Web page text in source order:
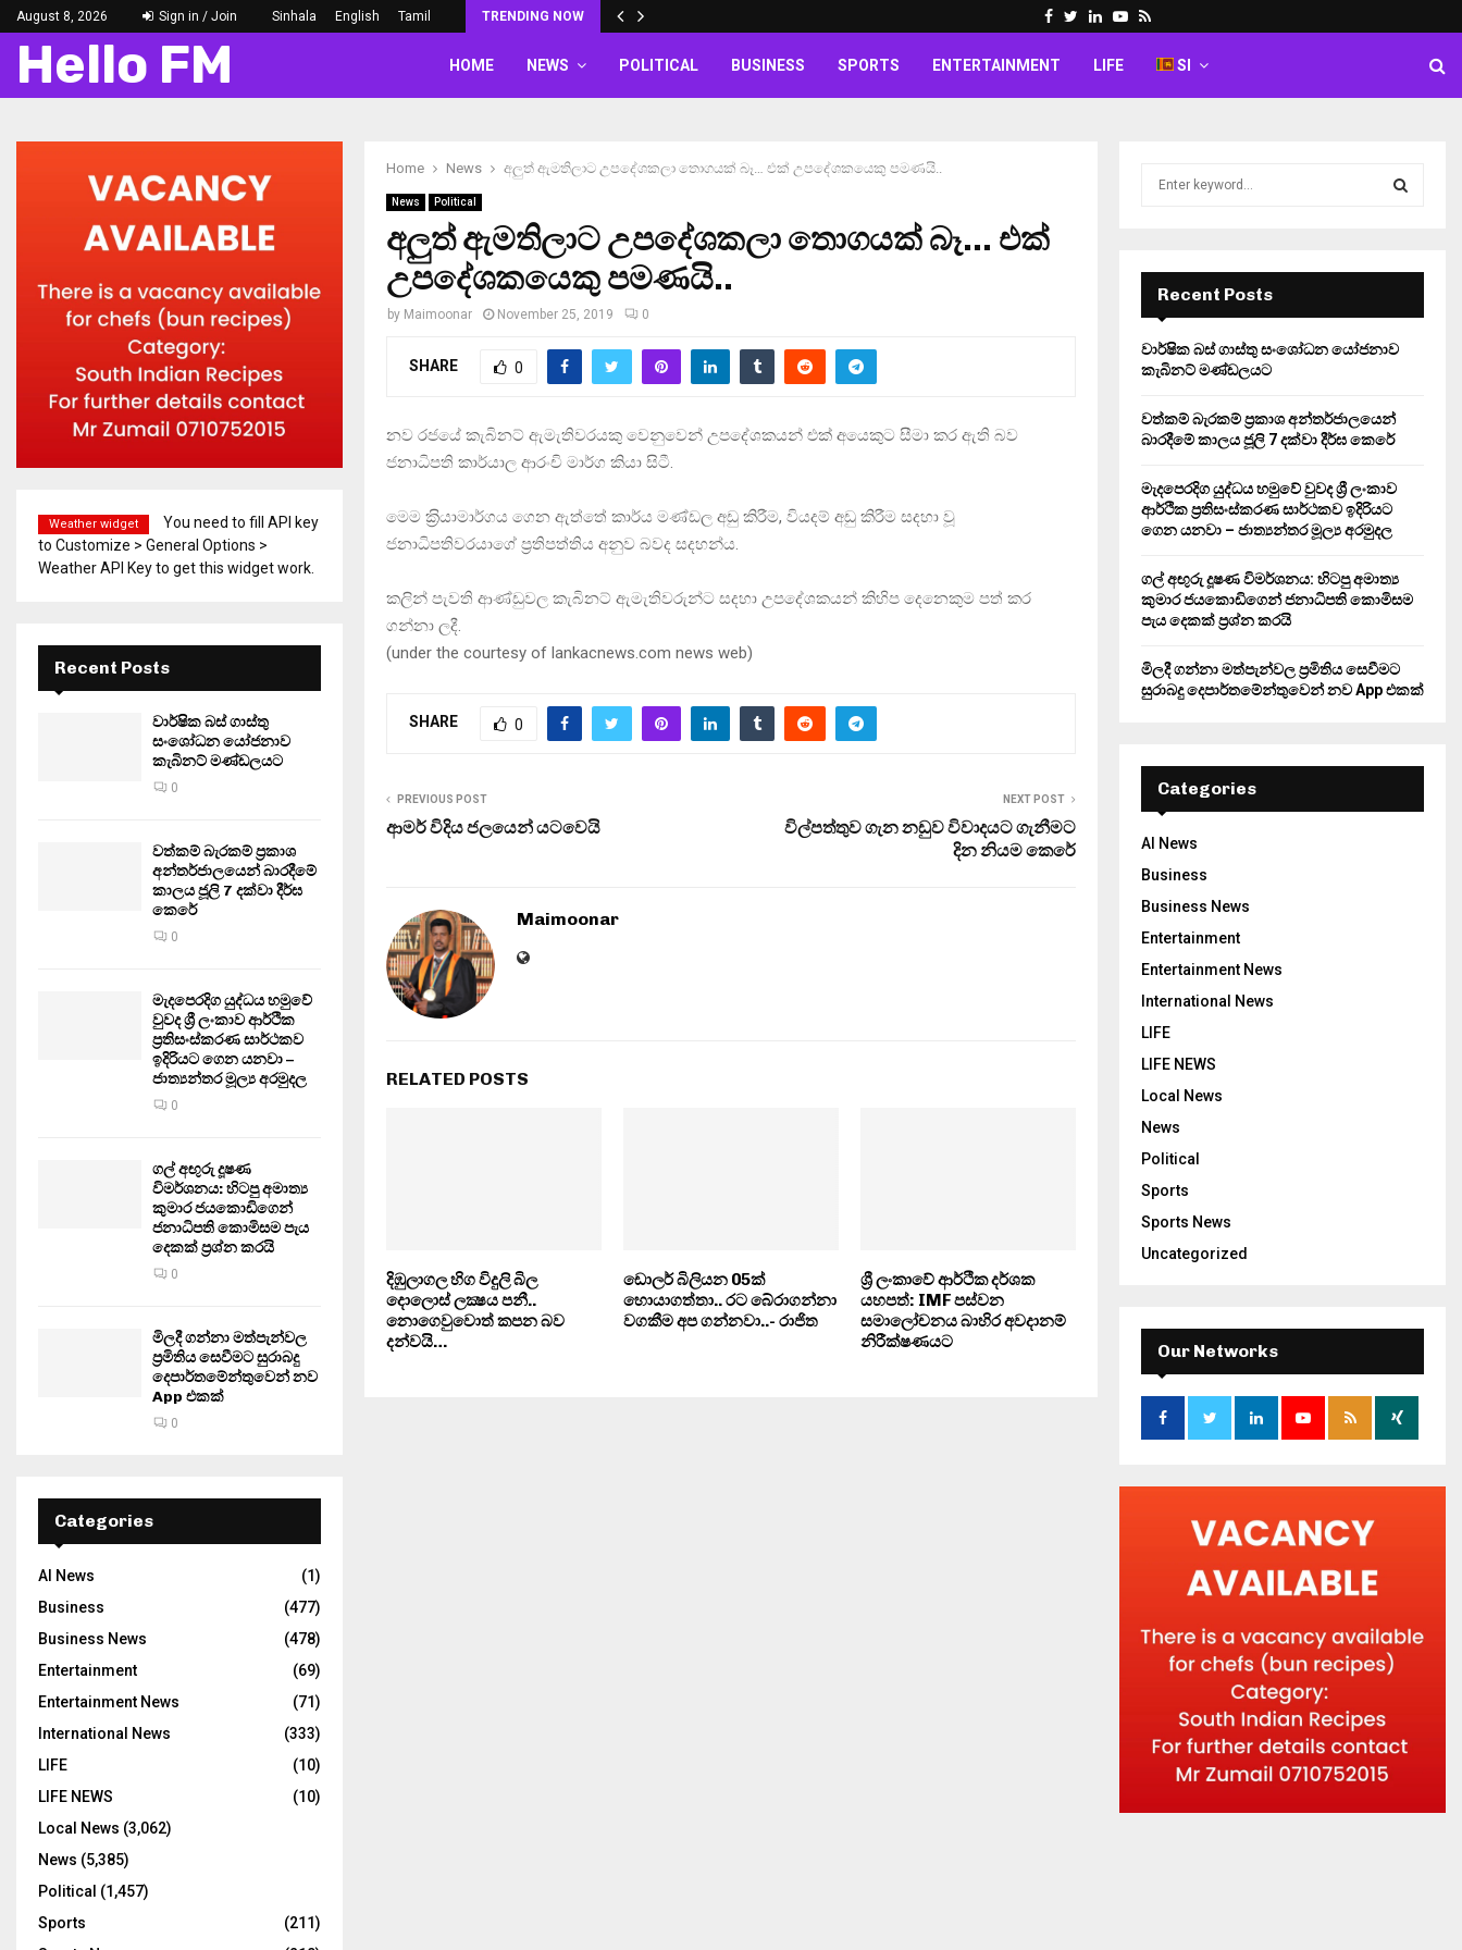
August 8, 2026 Sign in / Join Sinhala English Tamil TRENDING NOW Facebook
Twitter
LinkedinYoutube
Rss
Hello FM HOME NEWS POLITICAL BUSINESS SPORTS ENTERTAINMENT LIFE SI
Home News අලුත් ඇමතිලාට උපදේශකලා තොගයක් බෑ… එක් උපදේශකයෙකු පමණයි..
News Political
අලුත් ඇමතිලාට උපදේශකලා තොගයක් බෑ… එක්
උපදේශකයෙකු පමණයි..
by Maimoonar November 25, 2019 0
SHARE 0
නව රජයේ කැබිනට් ඇමැතිවරයකු වෙනුවෙන් උපදේශකයන් එක් අයෙකුට සීමා කර ඇති බව
ජනාධිපති කාර්යාල ආරංචි මාර්ග කියා සිටී.
මෙම ක‍්‍රියාමාර්ගය ගෙන ඇත්තේ කාර්ය මණ්ඩල අඩු කිරීම, වියදම් අඩු කිරීම සදහා වූ
ජනාධිපතිවරයාගේ ප්‍රතිපත්තිය අනුව බවද සදහන්ය.
කලින් පැවති ආණ්ඩුවල කැබිනට් ඇමැතිවරුන්ට සදහා උපදේශකයන් කිහිප දෙනෙකුම පත් කර
ගන්නා ලදී.
(under the courtesy of lankacnews.com news web)
SHARE 0
PREVIOUS POST
ආමර් විදිය ජලයෙන් යටවෙයි
NEXT POST
විල්පත්තුව ගැන නඩුව විවාදයට ගැනීමට
දින නියම කෙරේ
Maimoonar
RELATED POSTS
දිඹුලාගල හිග විදුලි බිල
දොලොස් ලක්‍ෂය පනී..
නොගෙවුවොත් කපන බව
දන්වයි…
ඩොලර් බිලියන 05ක්
හොයාගත්තා.. රට බේරාගන්නා
වගකීම අප ගන්නවා..- රාජිත
ශ්‍රී ලංකාවේ ආර්ථික දර්ශක
යහපත්: IMF පස්වන
සමාලෝචනය බාහිර අවදානම්
නිරීක්ෂණයට
Weather widget
You need to fill API key
to Customize > General Options >
Weather API Key to get this widget work.
Recent Posts
වාර්ෂික බස් ගාස්තු
සංශෝධන යෝජනාව
කැබිනට් මණ්ඩලයට
0
වත්කම් බැරකම් ප්‍රකාශ
අන්තර්ජාලයෙන් බාරදීමේ
කාලය ජූලි 7 දක්වා දීර්ඝ
කෙරේ
0
මැදපෙරදිග යුද්ධය හමුවේ
වුවද ශ්‍රී ලංකාව ආර්ථික
ප්‍රතිසංස්කරණ සාර්ථකව
ඉදිරියට ගෙන යනවා –
ජාත්‍යන්තර මූල්‍ය අරමුදල
0
ගල් අඟුරු දූෂණ
විමර්ශනය: හිටපු අමාත්‍ය
කුමාර ජයකොඩිගෙන්
ජනාධිපති කොමිසම පැය
දෙකක් ප්‍රශ්න කරයි
0
මිලදී ගන්නා මත්පැන්වල
ප්‍රමිතිය සෙවීමට සුරාබදු
දෙපාර්තමේන්තුවෙන් නව
App එකක්
0
Categories
AI News
(1)
Business
(477)
Business News
(478)
Entertainment
(69)
Entertainment News
(71)
International News
(333)
LIFE
(10)
LIFE NEWS
(10)
Local News (3,062)
News (5,385)
Political (1,457)
Sports
(211)
r
:
E
A
R
H
Recent Posts
වාර්ෂික බස් ගාස්තු සංශෝධන යෝජනාව
කැබිනට් මණ්ඩලයට
වත්කම් බැරකම් ප්‍රකාශ අන්තර්ජාලයෙන්
බාරදීමේ කාලය ජූලි 7 දක්වා දීර්ඝ කෙරේ
මැදපෙරදිග යුද්ධය හමුවේ වුවද ශ්‍රී ලංකාව
ආර්ථික ප්‍රතිසංස්කරණ සාර්ථකව ඉදිරියට
ගෙන යනවා – ජාත්‍යන්තර මූල්‍ය අරමුදල
ගල් අඟුරු දූෂණ විමර්ශනය: හිටපු අමාත්‍ය
කුමාර ජයකොඩිගෙන් ජනාධිපති කොමිසම
පැය දෙකක් ප්‍රශ්න කරයි
මිලදී ගන්නා මත්පැන්වල ප්‍රමිතිය සෙවීමට
සුරාබදු දෙපාර්තමේන්තුවෙන් නව App එකක්
Categories
AI News
Business
Business News
Entertainment
Entertainment News
International News
LIFE
LIFE NEWS
Local News
News
Political
Sports
Sports News
Uncategorized
Our Networks